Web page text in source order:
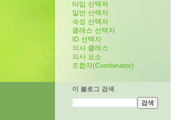
타입 선택자
일반 선택자
속성 선택자
클래스 선택자
ID 선택자
의사 클래스
의사 요소
조합자(Combinator)
이 블로그 검색